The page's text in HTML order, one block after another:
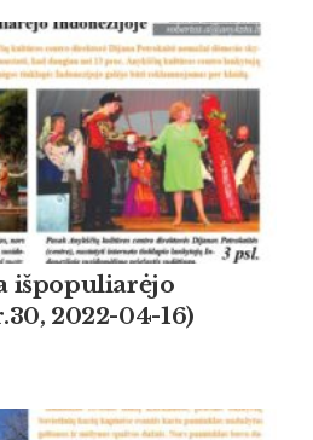
išpopuliarėjo
2022-04-16)